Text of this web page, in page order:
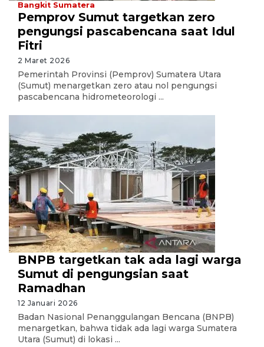
Bangkit Sumatera
Pemprov Sumut targetkan zero
pengungsi pascabencana saat Idul
Fitri
2 Maret 2026
Pemerintah Provinsi (Pemprov) Sumatera Utara
(Sumut) menargetkan zero atau nol pengungsi
pascabencana hidrometeorologi ...
BNPB targetkan tak ada lagi warga
Sumut di pengungsian saat
Ramadhan
12 Januari 2026
Badan Nasional Penanggulangan Bencana (BNPB)
menargetkan, bahwa tidak ada lagi warga Sumatera
Utara (Sumut) di lokasi ...